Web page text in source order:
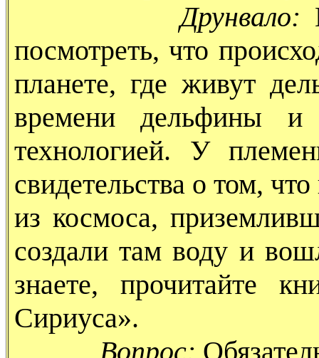
Друнвало:
посмотреть, что
планете, где живут
времени дельфины и
технологией. У
свидетельства о том,
из космоса,
создали там воду и
знаете, прочитайте
Сириуса».
Вопрос: